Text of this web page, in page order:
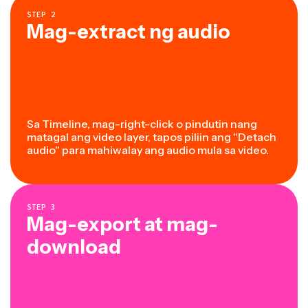
STEP 2
Mag-extract ng audio
Sa Timeline, mag-right-click o pindutin nang
matagal ang video layer, tapos piliin ang "Detach
audio" para mahiwalay ang audio mula sa video.
STEP 3
Mag-export at mag-
download